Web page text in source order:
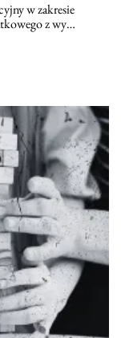
w zakresie
z wy…